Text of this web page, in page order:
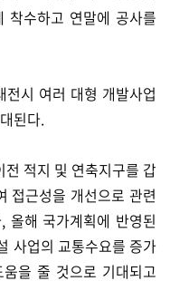
착수하고 연말에 공사를
시 여러 대형 개발사업
된다.
적지 및 연축지구를 갑
접근성을 개선으로 관련
올해 국가계획에 반영된
사업의 교통수요를 증가
을 줄 것으로 기대되고